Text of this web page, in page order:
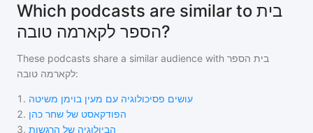
Which podcasts are similar to בית
הספר לקארמה טובה?
These podcasts share a similar audience with בית הספר
לקארמה טובה:
1 . עושים פסיכולוגיה עם מעין בוימן משיטה
2. הפודקאסט של שחר כהן
3. הביולוגיה של הרגשות